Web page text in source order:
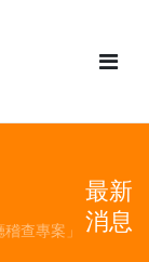
查專案」
最新
消息